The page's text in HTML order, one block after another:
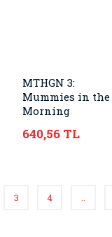
MTHGN 3:
Mummies in the
Morning
640,56 TL
3 4